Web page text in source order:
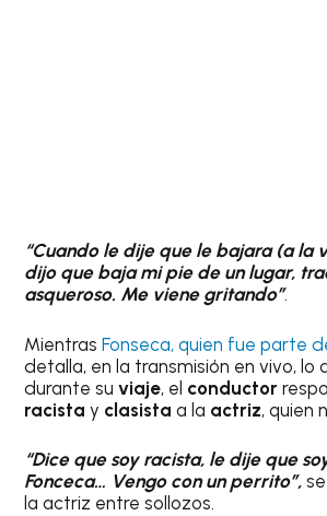
“Cuando le dije que le bajara (a la
dijo que baja mi pie de un lugar,
asqueroso. Me viene gritando”.
Mientras Fonseca, quien fue parte
detalla, en la transmisión en vivo, lo
durante suviaje, el conductor
racistay clasistaa la actriz, quien
“Dice que soy racista, le dije que
Fonceca… Vengo con un perrito”,
la actriz entre sollozos.